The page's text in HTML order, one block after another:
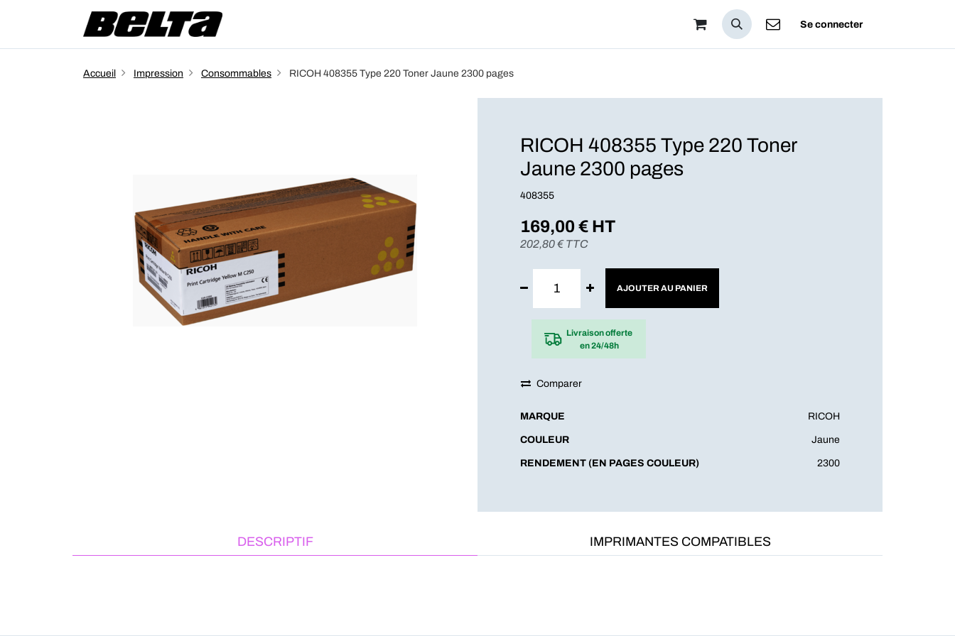
Se connecter
Accueil Impression Consommables RICOH 408355 Type 220 Toner Jaune 2300 pages
RICOH 408355 Type 220 Toner
Jaune 2300 pages
408355
169,00€ HT
202,80€ TTC
AJOUTER AU PANIER
Livraison offerte
en 24/48h
Comparer
MARQUE RICOH
COULEUR Jaune
RENDEMENT (EN PAGES COULEUR) 2300
DESCRIPTIF IMPRIMANTES COMPATIBLES